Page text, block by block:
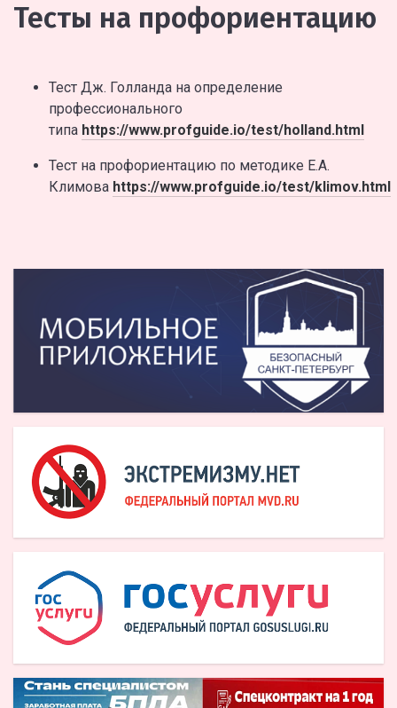
Тесты на профориентацию
Тест Дж. Голланда на определение
профессионального
типа https://www.profguide.io/test/holland.html
Тест на профориентацию по методике Е.А.
Климова https://www.profguide.io/test/klimov.html